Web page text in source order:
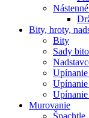
Bity, hroty,
Bity
Sady
Murovanie
Špachtle